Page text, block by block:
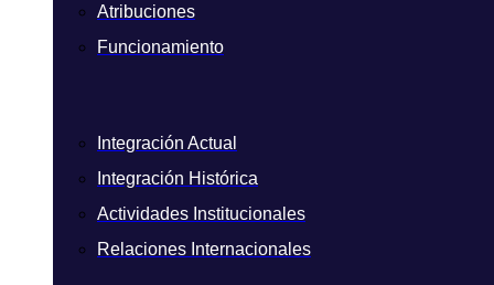
Atribuciones
Funcionamiento
Integración Actual
Integración Histórica
Actividades Institucionales
Relaciones Internacionales